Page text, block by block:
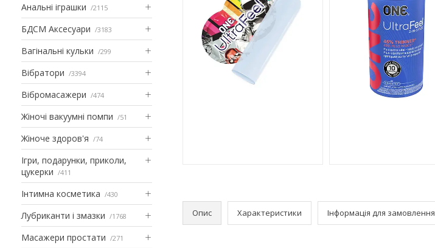
Анальні іграшки 2115
БДСМ Аксесуари 3183
Вагінальні кульки 299
Вібратори 3394
Вібромасажери 474
Жіночі вакуумні помпи 51
Жіноче здоров'я 74
Ігри, подарунки, приколи,
цукерки
411
Інтимна косметика 430
Лубриканти і змазки 1768
Масажери простати 271
Опис Характеристики Інформація для замовлення